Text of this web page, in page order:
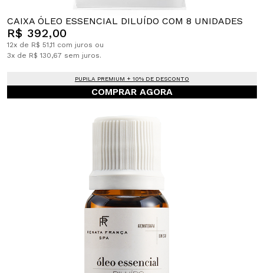
CAIXA ÓLEO ESSENCIAL DILUÍDO COM 8 UNIDADES
R$ 392,00
12x de R$ 51,11 com juros ou
3x de R$ 130,67 sem juros.
PUPILA PREMIUM + 10% DE DESCONTO
COMPRAR AGORA